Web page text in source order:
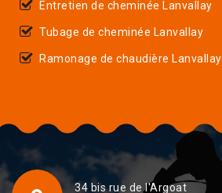
Entretien de cheminée Lanvallay
Tubage de cheminée Lanvallay
Ramonage de chaudière Lanvallay
34 bis rue de l'Argoat